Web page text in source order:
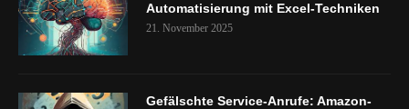
Automatisierung mit Excel-Techniken
21. November 2025
Gefälschte Service-Anrufe: Amazon-